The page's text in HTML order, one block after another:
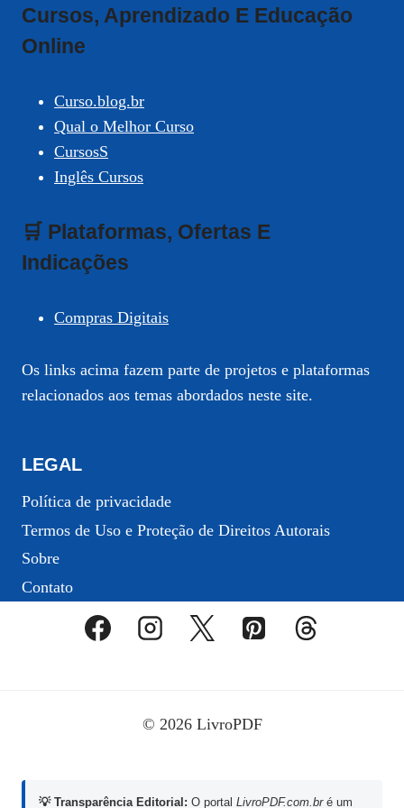
Cursos, Aprendizado E Educação
Online
Curso.blog.br
Qual o Melhor Curso
CursosS
Inglês Cursos
🛒 Plataformas, Ofertas E
Indicações
Compras Digitais
Os links acima fazem parte de projetos e plataformas
relacionados aos temas abordados neste site.
LEGAL
Política de privacidade
Termos de Uso e Proteção de Direitos Autorais
Sobre
Contato
© 2026 LivroPDF
💡 Transparência Editorial: O portal LivroPDF.com.bré um